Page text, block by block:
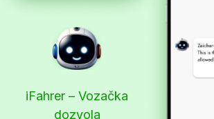
iFahrer – Vozačka
dozvola